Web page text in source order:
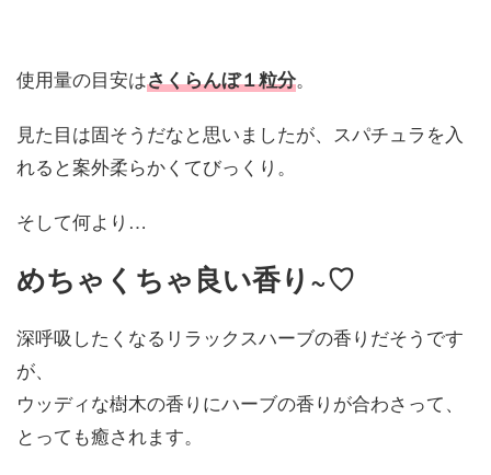
使用量の目安はさくらんぼ１粒分。
見た目は固そうだなと思いましたが、スパチュラを入
れると案外柔らかくてびっくり。
そして何より…
めちゃくちゃ良い香り~♡
深呼吸したくなるリラックスハーブの香りだそうです
が、
ウッディな樹木の香りにハーブの香りが合わさって、
とっても癒されます。